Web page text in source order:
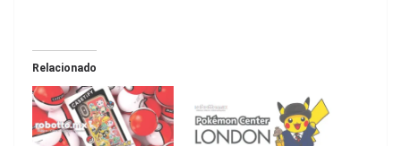
Relacionado